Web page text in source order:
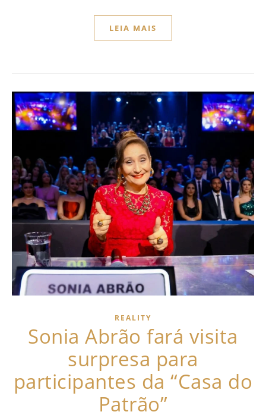
LEIA MAIS
REALITY
Sonia Abrão fará visita
surpresa para
participantes da “Casa do
Patrão”